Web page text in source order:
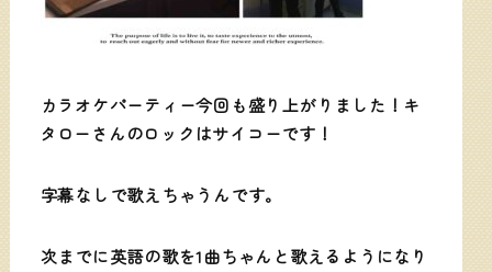
カラオケパーティー今回も盛り上がりました！キ
タローさんのロックはサイコーです！
字幕なしで歌えちゃうんです。
次までに英語の歌を1曲ちゃんと歌えるようになり